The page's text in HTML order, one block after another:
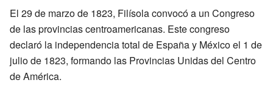
El 29 de marzo de 1823, Filísola convocó a un Congreso
de las provincias centroamericanas. Este congreso
declaró la independencia total de España y México el 1 de
julio de 1823, formando las Provincias Unidas del Centro
de América.